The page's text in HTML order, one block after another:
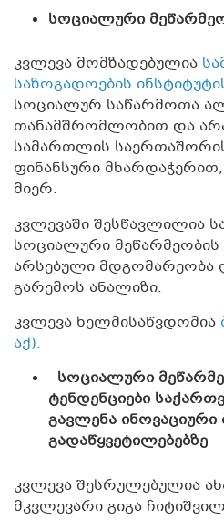
სოციალური
კვლევა მომზადებულია
საზოგადოების
სოციალურ საწარმოთა
თანამშრომლობით და
სამართლის
ფინანსური
მიერ.
კვლევაში შესწავლილია
სოციალური მეწარმეობის
არსებული მდგომარეობა
გარემოს ანალიზი.
კვლევა ხელმისაწვდომია
აქ).
სოციალური
ტენდენციები
გავლენა ინოვაციური
გადაწყვეტილებებზე
კვლევა შესრულებულია
მკვლევარი გიგა